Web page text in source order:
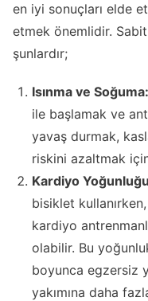
en iyi sonuçları elde
etmek önemlidir.
şunlardır;
Isınma ve Soğuma:
ile başlamak ve
yavaş durmak,
riskini azaltmak
Kardiyo
bisiklet
kardiyo
olabilir. Bu
boyunca egzersiz
yakımına daha